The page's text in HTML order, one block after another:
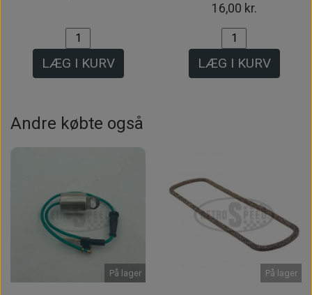
LÆG I KURV
16,00 kr.
LÆG I KURV
Andre købte også
På lager På lager